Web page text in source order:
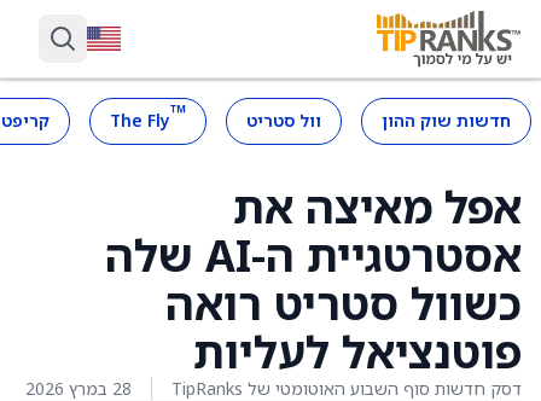
חדשות שוק ההון וול סטריט ™
The Fly
אפל מאיצה את
אסטרטגיית ה-AI שלה
כשוול סטריט רואה
פוטנציאל לעליות
דסק חדשות סוף השבוע האוטומטי של TipRanks 28 במרץ 2026